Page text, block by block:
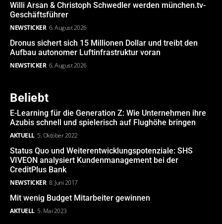
Willi Arsan & Christoph Schwedler werden münchen.tv-
Geschäftsführer
NEWSTICKER 6. August 2026
Dronus sichert sich 15 Millionen Dollar und treibt den
Aufbau autonomer Luftinfrastruktur voran
NEWSTICKER 6. August 2026
Beliebt
E-Learning für die Generation Z: Wie Unternehmen ihre
Azubis schnell und spielerisch auf Flughöhe bringen
AKTUELL 5. Oktober 2022
Status Quo und Weiterentwicklungspotenziale: SHS
VIVEON analysiert Kundenmanagement bei der
CreditPlus Bank
NEWSTICKER 8. Juni 2017
Mit wenig Budget Mitarbeiter gewinnen
AKTUELL 5. Mai 2023